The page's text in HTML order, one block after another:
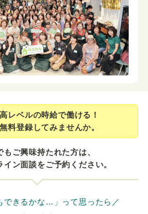
レベルの時給で働ける！
料登録してみませんか。
もご興味持たれた方は、
イン面談をご予約ください。
できるかな…」って思ったら／